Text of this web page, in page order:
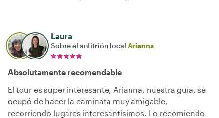
Laura
Sobre el anfitrión local Arianna
Absolutamente recomendable
El tour es super interesante, Arianna, nuestra guía, se
ocupó de hacer la caminata muy amigable,
recorriendo lugares interesantisimos. Lo recomiendo